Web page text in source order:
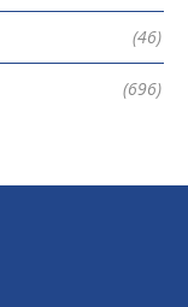
(46)
(696)